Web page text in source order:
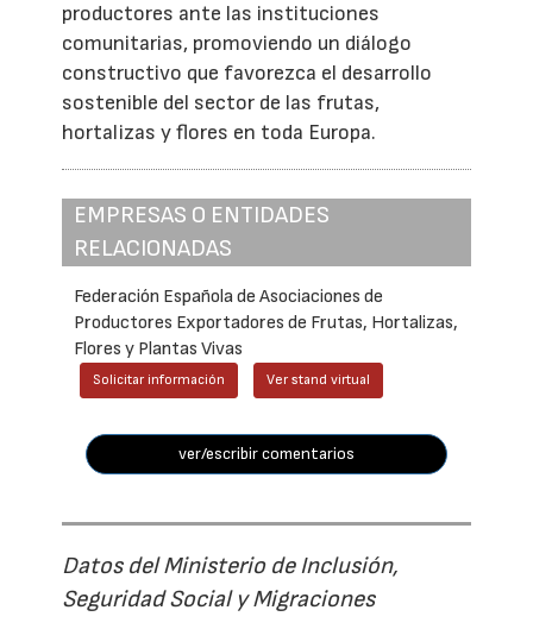
productores ante las instituciones
comunitarias, promoviendo un diálogo
constructivo que favorezca el desarrollo
sostenible del sector de las frutas,
hortalizas y flores en toda Europa.
EMPRESAS O ENTIDADES
RELACIONADAS
Federación Española de Asociaciones de
Productores Exportadores de Frutas, Hortalizas,
Flores y Plantas Vivas
Solicitar información Ver stand virtual
ver/escribir comentarios
Datos del Ministerio de Inclusión,
Seguridad Social y Migraciones